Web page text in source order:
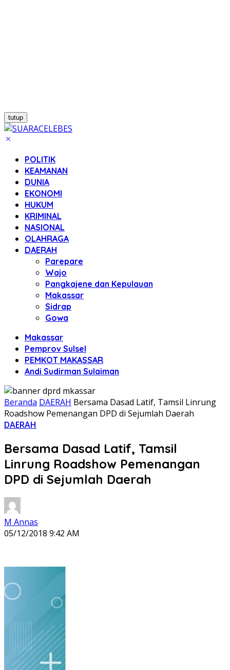
tutup
POLITIK
KEAMANAN
DUNIA
EKONOMI
HUKUM
KRIMINAL
NASIONAL
OLAHRAGA
DAERAH
Parepare
Wajo
Pangkajene dan Kepulauan
Makassar
Sidrap
Gowa
Makassar
Pemprov Sulsel
PEMKOT MAKASSAR
Andi Sudirman Sulaiman
Beranda DAERAH Bersama Dasad Latif, Tamsil Linrung
Roadshow Pemenangan DPD di Sejumlah Daerah
DAERAH
Bersama Dasad Latif, Tamsil
Linrung Roadshow Pemenangan
DPD di Sejumlah Daerah
M Annas
05/12/2018 9:42 AM